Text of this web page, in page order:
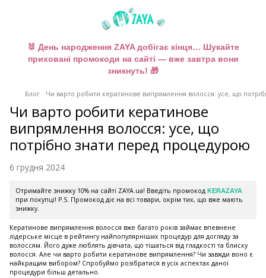
🐰 День народження ZAYA добігає кінця… Шукайте
приховані промокоди на сайті — вже завтра вони
зникнуть! 🎁
Блог Чи варто робити кератинове випрямлення волосся: усе, що
Чи варто робити кератинове
випрямлення волосся: усе, що
потрібно знати перед процедурою
6 грудня 2024
Отримайте знижку 10% на сайті ZAYA.ua! Введіть промокод KERAZAYA
при покупці! P.S. Промокод діє на всі товари, окрім тих, що вже мають
знижку.
Кератинове випрямлення волосся вже багато років займає впевнене
лідерське місце в рейтингу найпопулярніших процедур для догляду за
волоссям. Його дуже люблять дівчата, що тішаться від гладкості та блиску
волосся. Але чи варто робити кератинове випрямлення? Чи завжди воно є
найкращим вибором? Спробуймо розібратися в усіх аспектах даної
процедури більш детально.